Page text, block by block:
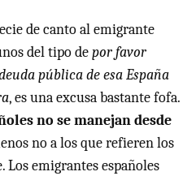
de canto al emigrante
del tipo depor favor
pública de esa España
, es una excusa bastante fofa.
no se manejan desde
no a los que refieren los
Los emigrantes españoles